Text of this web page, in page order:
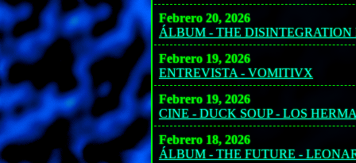
Febrero 20, 2026
ÁLBUM - THE
Febrero 19, 2026
ENTREVISTA - VOMITIVX
Febrero 19, 2026
CINE - DUCK SOUP - LOS
Febrero 18, 2026
ÁLBUM - THE FUTURE -